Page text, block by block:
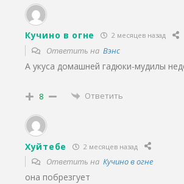
Кучино в огне 2 месяцев назад
Ответить на Вэнс
А укуса домашней гадюки-мудилы
8 Ответить
Хуйтебе 2 месяцев назад
Ответить на Кучино в огне
она побрезгует